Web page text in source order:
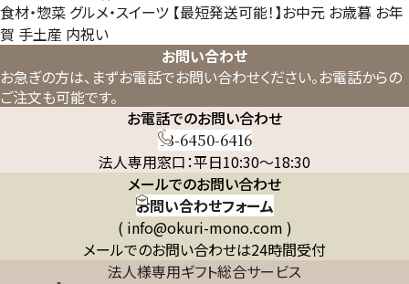
食材・惣菜 グルメ・スイーツ 【最短発送可能！】お中元 お歳暮 お年
賀 手土産 内祝い
お問い合わせ
お急ぎの方は、まずお電話でお問い合わせください。お電話からの
ご注文も可能です。
お電話でのお問い合わせ
03-6450-6416
法人専用窓口：平日10:30～18:30
メールでのお問い合わせ
お問い合わせフォーム
( info@okuri-mono.com )
メールでのお問い合わせは24時間受付
法人様専用ギフト総合サービス